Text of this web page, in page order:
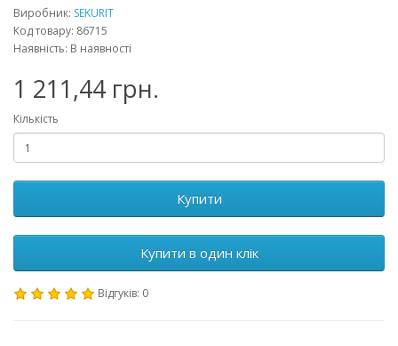
Виробник: SEKURIT
Код товару: 86715
Наявність: В наявності
1 211,44 грн.
Кількість
Купити
Купити в один клік
Відгуків: 0